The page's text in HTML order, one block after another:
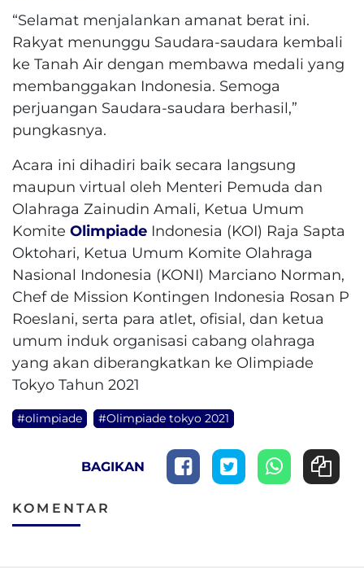
“Selamat menjalankan amanat berat ini.
Rakyat menunggu Saudara-saudara kembali
ke Tanah Air dengan membawa medali yang
membanggakan Indonesia. Semoga
perjuangan Saudara-saudara berhasil,”
pungkasnya.
Acara ini dihadiri baik secara langsung
maupun virtual oleh Menteri Pemuda dan
Olahraga Zainudin Amali, Ketua Umum
Komite Olimpiade Indonesia (KOI) Raja Sapta
Oktohari, Ketua Umum Komite Olahraga
Nasional Indonesia (KONI) Marciano Norman,
Chef de Mission Kontingen Indonesia Rosan P
Roeslani, serta para atlet, ofisial, dan ketua
umum induk organisasi cabang olahraga
yang akan diberangkatkan ke Olimpiade
Tokyo Tahun 2021
#olimpiade #Olimpiade tokyo 2021
BAGIKAN
KOMENTAR